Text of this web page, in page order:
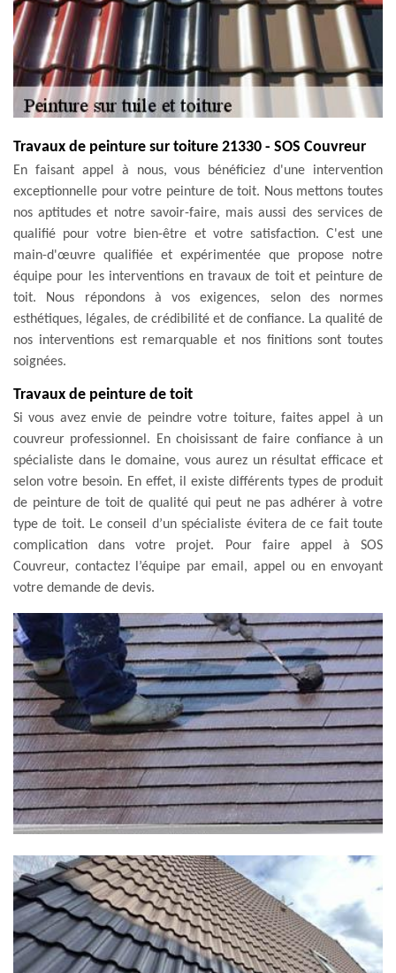
Travaux de peinture sur toiture 21330 - SOS Couvreur
En faisant appel à nous, vous bénéficiez d'une intervention
exceptionnelle pour votre peinture de toit. Nous mettons toutes
nos aptitudes et notre savoir-faire, mais aussi des services de
qualifié pour votre bien-être et votre satisfaction. C'est une
main-d'œuvre qualifiée et expérimentée que propose notre
équipe pour les interventions en travaux de toit et peinture de
toit. Nous répondons à vos exigences, selon des normes
esthétiques, légales, de crédibilité et de confiance. La qualité de
nos interventions est remarquable et nos finitions sont toutes
soignées.
Travaux de peinture de toit
Si vous avez envie de peindre votre toiture, faites appel à un
couvreur professionnel. En choisissant de faire confiance à un
spécialiste dans le domaine, vous aurez un résultat efficace et
selon votre besoin. En effet, il existe différents types de produit
de peinture de toit de qualité qui peut ne pas adhérer à votre
type de toit. Le conseil d’un spécialiste évitera de ce fait toute
complication dans votre projet. Pour faire appel à SOS
Couvreur, contactez l’équipe par email, appel ou en envoyant
votre demande de devis.